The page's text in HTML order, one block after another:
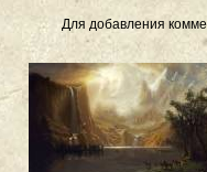
Для добавления